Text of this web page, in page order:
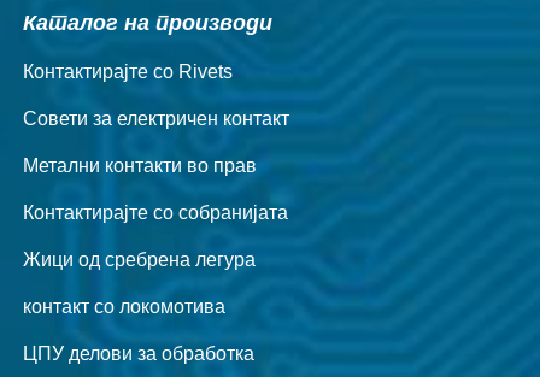
Каталог на производи
Контактирајте со Rivets
Совети за електричен контакт
Метални контакти во прав
Контактирајте со собранијата
Жици од сребрена легура
контакт со локомотива
ЦПУ делови за обработка